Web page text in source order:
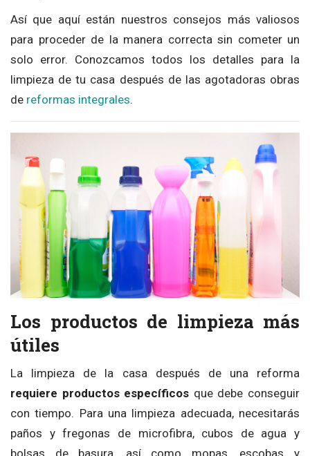
Así que aquí están nuestros consejos más valiosos
para proceder de la manera correcta sin cometer un
solo error. Conozcamos todos los detalles para la
limpieza de tu casa después de las agotadoras obras
de reformas integrales.
Los productos de limpieza más
útiles
La limpieza de la casa después de una reforma
requiere productos específicos que debe conseguir
con tiempo. Para una limpieza adecuada, necesitarás
paños y fregonas de microfibra, cubos de agua y